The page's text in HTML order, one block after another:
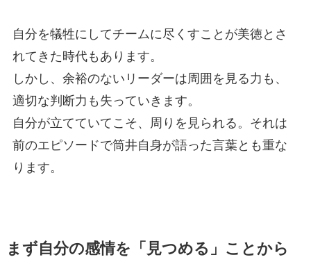
自分を犠牲にしてチームに尽くすことが美徳とさ
れてきた時代もあります。
しかし、余裕のないリーダーは周囲を見る力も、
適切な判断力も失っていきます。
自分が立てていてこそ、周りを見られる。それは
前のエピソードで筒井自身が語った言葉とも重な
ります。
まず自分の感情を「見つめる」ことから